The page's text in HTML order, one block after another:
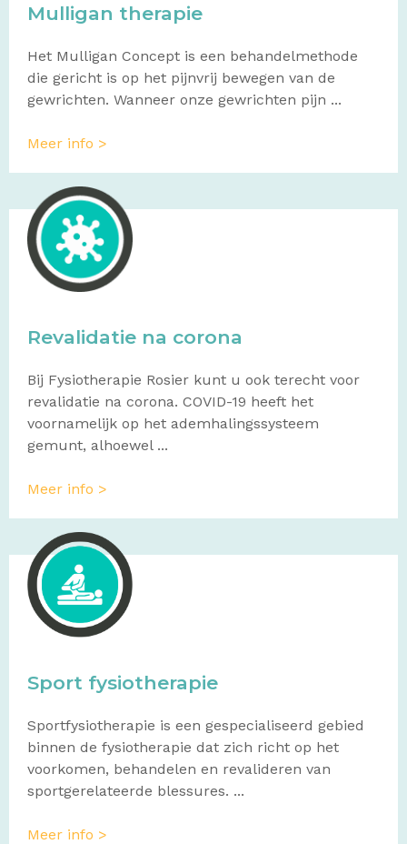
Mulligan therapie
Het Mulligan Concept is een behandelmethode
die gericht is op het pijnvrij bewegen van de
gewrichten. Wanneer onze gewrichten pijn ...
Meer info >
Revalidatie na corona
Bij Fysiotherapie Rosier kunt u ook terecht voor
revalidatie na corona. COVID-19 heeft het
voornamelijk op het ademhalingssysteem
gemunt, alhoewel ...
Meer info >
Sport fysiotherapie
Sportfysiotherapie is een gespecialiseerd gebied
binnen de fysiotherapie dat zich richt op het
voorkomen, behandelen en revalideren van
sportgerelateerde blessures. ...
Meer info >